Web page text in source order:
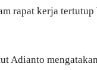
rapat kerja tertutup
Adianto